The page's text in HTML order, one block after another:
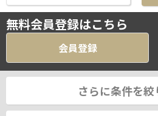
無料会員登録はこちら
会員登録
さらに条件を絞